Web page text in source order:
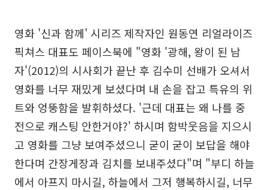
영화 '신과 함께' 시리즈 제작자인 원동연 리얼라이즈
픽쳐스 대표도 페이스북에 "영화 '광해, 왕이 된 남
자'(2012)의 시사회가 끝난 후 김수미 선배가 오셔서
영화를 너무 재밌게 보셨다며 내 손을 잡고 특유의 위
트와 엉뚱함을 발휘하셨다. '근데 대표는 왜 나를 중
전으로 캐스팅 안한거야?' 하시며 함박웃음을 지으시
고 영화를 그냥 보여주셨으니 굳이 굳이 보답을 해야
한다며 간장게장과 김치를 보내주셨다"며 "부디 하늘
에서 아프지 마시길, 하늘에서 그저 행복하시길, 너무